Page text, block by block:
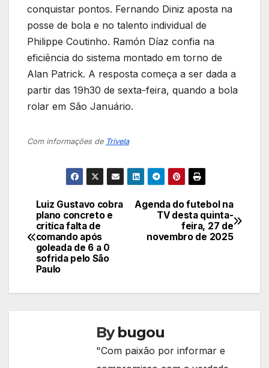
conquistar pontos. Fernando Diniz aposta na
posse de bola e no talento individual de
Philippe Coutinho. Ramón Díaz confia na
eficiência do sistema montado em torno de
Alan Patrick. A resposta começa a ser dada a
partir das 19h30 de sexta-feira, quando a bola
rolar em São Januário.
Com informações de Trivela
Navegação
de
Post
Agenda do futebol na
TV desta quinta-
feira, 27 de
novembro de 2025
Luiz Gustavo cobra
plano concreto e
critíca falta de
comando após
goleada de 6 a 0
sofrida pelo São
Paulo
Bybugou
"Com paixão por informar e